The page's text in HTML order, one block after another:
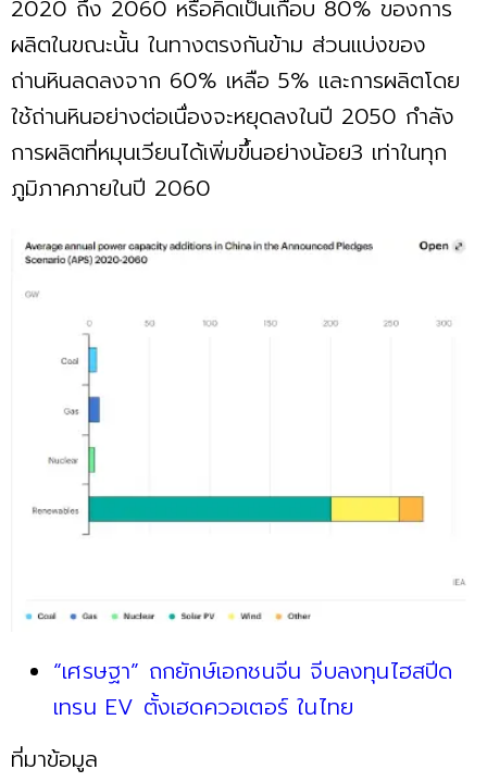
2020 ถึง 2060 หรือคิดเป็นเกือบ 80% ของการ
ผลิตในขณะนั้น ในทางตรงกันข้าม ส่วนแบ่งของ
ถ่านหินลดลงจาก 60% เหลือ 5% และการผลิตโดย
ใช้ถ่านหินอย่างต่อเนื่องจะหยุดลงในปี 2050 กำลัง
การผลิตที่หมุนเวียนได้เพิ่มขึ้นอย่างน้อย3 เท่าในทุก
ภูมิภาคภายในปี 2060
“เศรษฐา” ถกยักษ์เอกชนจีน จีบลงทุนไฮสปีด
เทรน EV ตั้งเฮดควอเตอร์ ในไทย
ที่มาข้อมูล